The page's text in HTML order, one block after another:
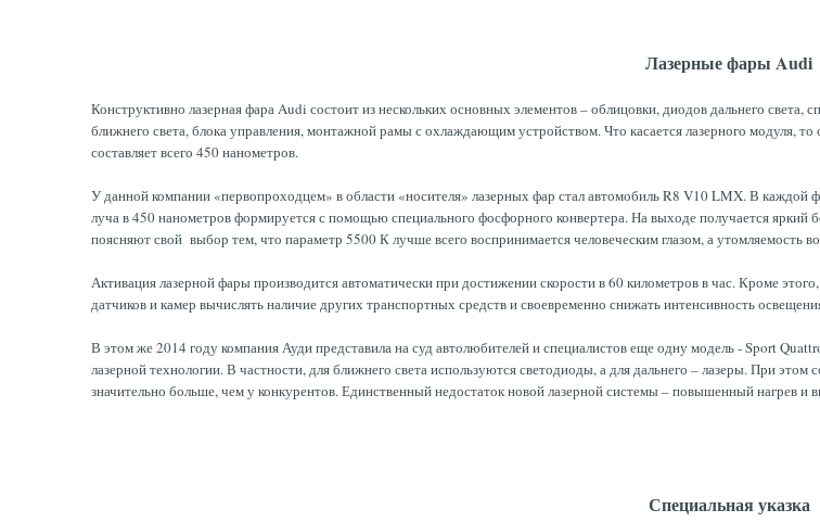
Лазерные фары Audi
Конструктивно лазерная фара Audi состоит из нескольких основных элементов – облицовки, диодов дальнего света,
ближнего света, блока управления, монтажной рамы с охлаждающим устройством. Что касается лазерного модуля,
составляет всего 450 нанометров.
У данной компании «первопроходцем» в области «носителя» лазерных фар стал автомобиль R8 V10 LMX. В
луча в 450 нанометров формируется с помощью специального фосфорного конвертера. На выходе получается
поясняют свой выбор тем, что параметр 5500 К лучше всего воспринимается человеческим глазом, а утомляемость
Активация лазерной фары производится автоматически при достижении скорости в 60 километров в час. Кроме
датчиков и камер вычислять наличие других транспортных средств и своевременно снижать интенсивность
В этом же 2014 году компания Ауди представила на суд автолюбителей и специалистов еще одну модель - Sport
лазерной технологии. В частности, для ближнего света используются светодиоды, а для дальнего – лазеры. При
значительно больше, чем у конкурентов. Единственный недостаток новой лазерной системы – повышенный нагрев и
Специальная указка